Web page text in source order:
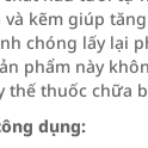
kẽm giúp
chóng lấy lại
phẩm này
thế thuốc chữa
dụng: